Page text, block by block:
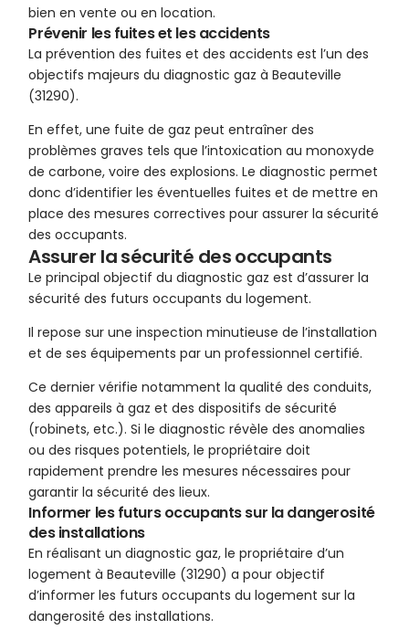
bien en vente ou en location.
Prévenir les fuites et les accidents
La prévention des fuites et des accidents est l’un des
objectifs majeurs du diagnostic gaz à Beauteville
(31290).
En effet, une fuite de gaz peut entraîner des
problèmes graves tels que l’intoxication au monoxyde
de carbone, voire des explosions. Le diagnostic permet
donc d’identifier les éventuelles fuites et de mettre en
place des mesures correctives pour assurer la sécurité
des occupants.
Assurer la sécurité des occupants
Le principal objectif du diagnostic gaz est d’assurer la
sécurité des futurs occupants du logement.
Il repose sur une inspection minutieuse de l’installation
et de ses équipements par un professionnel certifié.
Ce dernier vérifie notamment la qualité des conduits,
des appareils à gaz et des dispositifs de sécurité
(robinets, etc.). Si le diagnostic révèle des anomalies
ou des risques potentiels, le propriétaire doit
rapidement prendre les mesures nécessaires pour
garantir la sécurité des lieux.
Informer les futurs occupants sur la dangerosité
des installations
En réalisant un diagnostic gaz, le propriétaire d’un
logement à Beauteville (31290) a pour objectif
d’informer les futurs occupants du logement sur la
dangerosité des installations.